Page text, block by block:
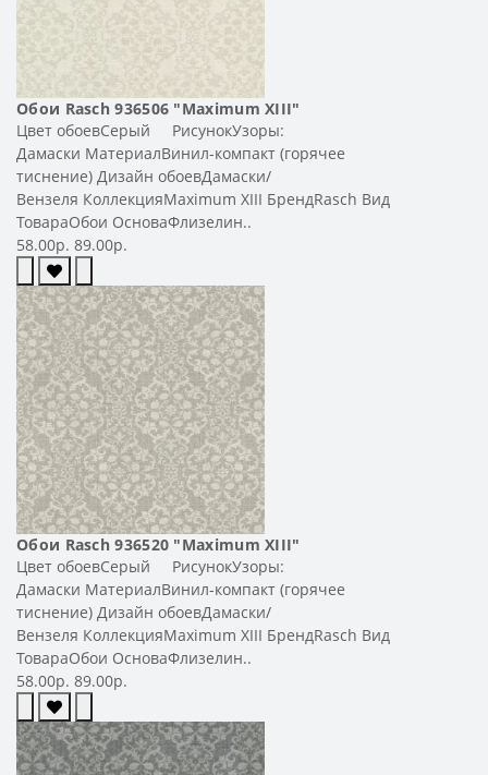
Обои Rasch 936506 "Maximum XIII"
Цвет обоевСерый РисунокУзоры:
Дамаски МатериалВинил-компакт (горячее
тиснение) Дизайн обоевДамаски/
Вензеля КоллекцияMaximum XIII БрендRasch Вид
ТовараОбои ОсноваФлизелин..
58.00р. 89.00р.
Обои Rasch 936520 "Maximum XIII"
Цвет обоевСерый РисунокУзоры:
Дамаски МатериалВинил-компакт (горячее
тиснение) Дизайн обоевДамаски/
Вензеля КоллекцияMaximum XIII БрендRasch Вид
ТовараОбои ОсноваФлизелин..
58.00р. 89.00р.